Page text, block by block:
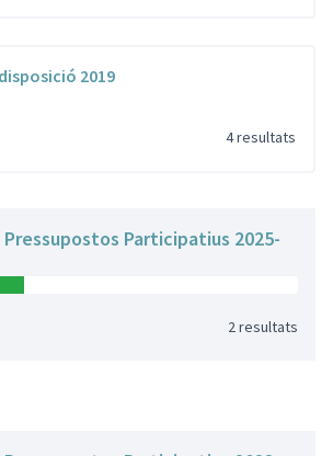
2019
4 resultats
Participatius 2025-
2 resultats